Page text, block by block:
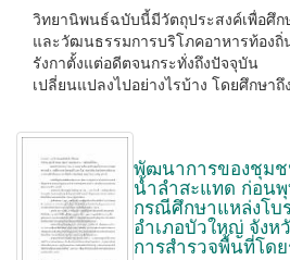
วิทยานิพนธ์ฉบับนี้มีวัตถุประสงค์เพื่อศึก
และวัฒนธรรมการบริโภคอาหารท้อง
รังกาตั้งแต่อดีตจนกระทั่งถึงปัจจุบัน
เปลี่ยนแปลงไปอย่างไรบ้าง โดยศึกษาถึ
พัฒนาการของชุม
น้ำลำสะแทด ก่อน
กรณีศึกษาแหล่งโบ
อำเภอบัวใหญ่ จัง
การสำรวจพื้นที่โด